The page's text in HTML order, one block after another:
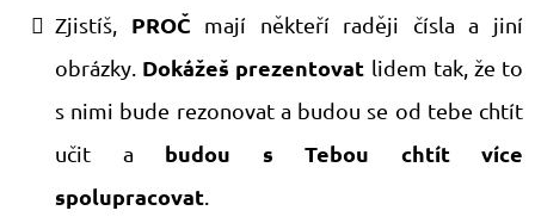
​​​Zjistíš, PROČ mají někteří raději čísla a jiní
obrázky. Dokážeš prezentovat lidem tak, že to
s nimi bude rezonovat a budou se od tebe chtít
učit a budou s Tebou chtít více
spolupracovat